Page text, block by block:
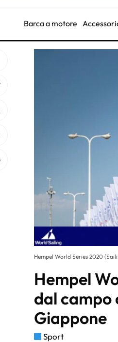
Barca a motore
Hempel World Series 2020
Hempel
dal campo
Giappone
Sport